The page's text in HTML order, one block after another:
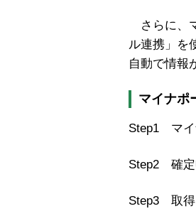
さらに、
ル連携」を
自動で情報
マイナポ
Step1 マイ
Step2 確定
Step3 取得